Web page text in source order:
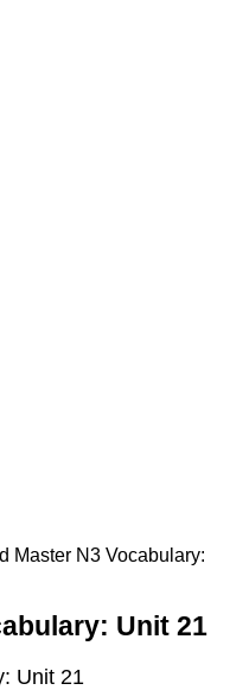
Master N3 Vocabulary:
Unit 21
Unit 21